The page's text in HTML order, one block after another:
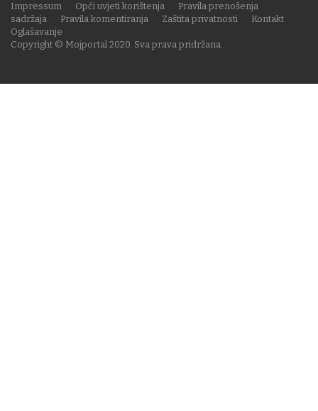
Copyright © Mojportal 2020. Sva prava pridržana.
Impressum Opći uvjeti korištenja
Pravila prenošenja
sadržaja
Pravila komentiranja Zaštita privatnosti
Kontakt
Oglašavanje